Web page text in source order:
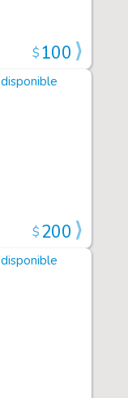
$100
disponible
$200
disponible